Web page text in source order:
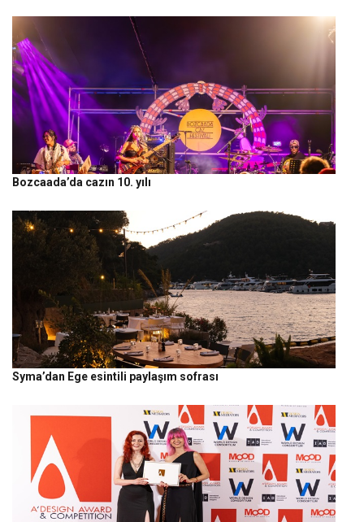
Bozcaada’da cazın 10. yılı
Syma’dan Ege esintili paylaşım sofrası